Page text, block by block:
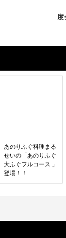
あのりふぐ料理まる
せいの「あのりふぐ
大ふぐフルコース 」
登場！！